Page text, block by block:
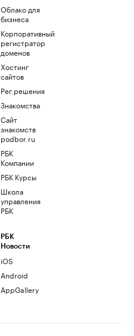
Облако для
бизнеса
Корпоративный
регистратор
доменов
Хостинг
сайтов
Рег.решения
Знакомства
Сайт
знакомств
podbor.ru
РБК
Компании
РБК Курсы
Школа
управления
РБК
РБК
Новости
iOS
Android
AppGallery